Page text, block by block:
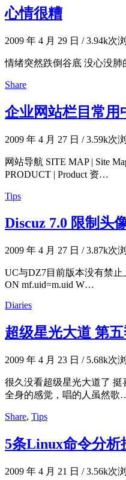
心情很糟
2009 年 4 月 29 日 /3.94k次
情绪突然跌倒谷底 没心没
Share
企业网站栏目常用
2009 年 4 月 27 日 /3.59k次
网站导航 SITE MAP | Site
PRODUCT | Product 资…
Tips
Discuz 7.0 限制头
2009 年 4 月 27 日 /3.87k次
UC与DZ7目前版本没有禁止
ON mf.uid=m.uid W…
Diaries
超级星光大道 第
2009 年 4 月 23 日 /5.68k次
很久没看超级星光大道了
全身的感觉，唱的人虽然歌
Share, Tips
5条Linux命令分析
2009 年 4 月 21 日 /3.56k次